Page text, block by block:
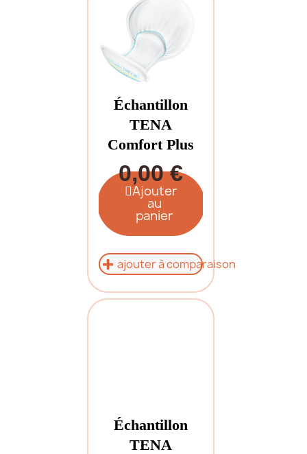
Échantillon
TENA
Comfort Plus
0,00 €
Ajouter
au
panier
ajouter à comparaison
Échantillon
TENA